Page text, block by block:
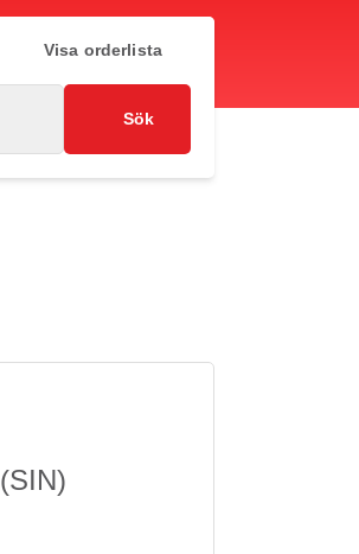
Visa orderlista
Sök
(SIN)